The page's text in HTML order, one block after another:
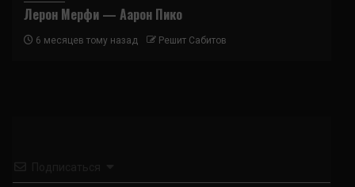
Лерон Мерфи — Аарон Пико
6 месяцев тому назад Решит Сабитов